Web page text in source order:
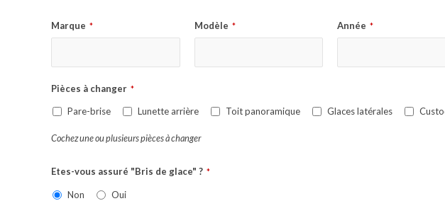
Marque * Modèle * Année *
Pièces à changer *
Pare-brise Lunette arrière Toit panoramique Glaces latérales
Cochez une ou plusieurs pièces à changer
Etes-vous assuré "Bris de glace" ? *
Non Oui